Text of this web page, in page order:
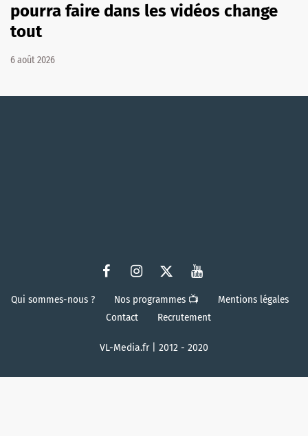
pourra faire dans les vidéos change
tout
6 août 2026
Qui sommes-nous ? Nos programmes 📺
Mentions légales
Contact
Recrutement
VL-Media.fr | 2012 - 2020